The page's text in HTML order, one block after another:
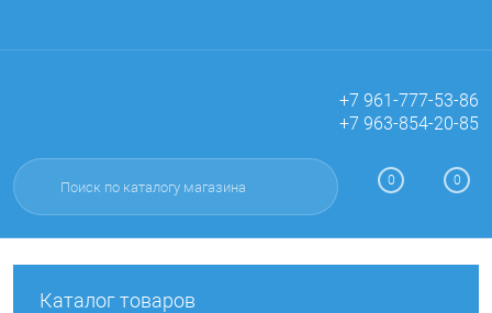
Вход Регистрация
+7 961-777-53-86
+7 963-854-20-85
0 0
Каталог товаров